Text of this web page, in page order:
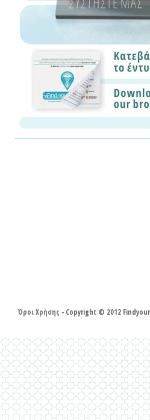
Όροι Χρήσης - Copyright © 2012